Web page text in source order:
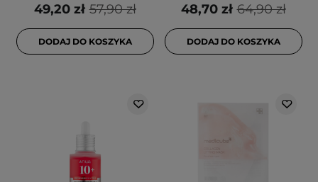
57,90 zł
49,20 zł
DODAJ DO KOSZYKA
64,90 zł
48,70 zł
DODAJ DO KOSZYKA